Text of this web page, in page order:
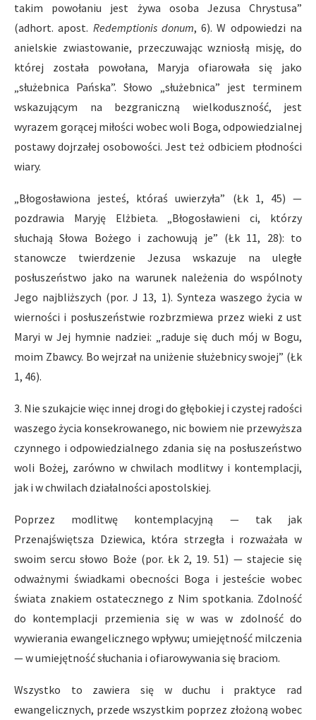
takim powołaniu jest żywa osoba Jezusa Chrystusa”
(adhort. apost. Redemptionis donum, 6). W odpowiedzi na
anielskie zwiastowanie, przeczuwając wzniosłą misję, do
której została powołana, Maryja ofiarowała się jako
„służebnica Pańska”. Słowo „służebnica” jest terminem
wskazującym na bezgraniczną wielkoduszność, jest
wyrazem gorącej miłości wobec woli Boga, odpowiedzialnej
postawy dojrzałej osobowości. Jest też odbiciem płodności
wiary.
„Błogosławiona jesteś, któraś uwierzyła” (Łk 1, 45) —
pozdrawia Maryję Elżbieta. „Błogosławieni ci, którzy
słuchają Słowa Bożego i zachowują je” (Łk 11, 28): to
stanowcze twierdzenie Jezusa wskazuje na uległe
posłuszeństwo jako na warunek należenia do wspólnoty
Jego najbliższych (por. J 13, 1). Synteza waszego życia w
wierności i posłuszeństwie rozbrzmiewa przez wieki z ust
Maryi w Jej hymnie nadziei: „raduje się duch mój w Bogu,
moim Zbawcy. Bo wejrzał na uniżenie służebnicy swojej” (Łk
1, 46).
3. Nie szukajcie więc innej drogi do głębokiej i czystej radości
waszego życia konsekrowanego, nic bowiem nie przewyższa
czynnego i odpowiedzialnego zdania się na posłuszeństwo
woli Bożej, zarówno w chwilach modlitwy i kontemplacji,
jak i w chwilach działalności apostolskiej.
Poprzez modlitwę kontemplacyjną — tak jak
Przenajświętsza Dziewica, która strzegła i rozważała w
swoim sercu słowo Boże (por. Łk 2, 19. 51) — stajecie się
odważnymi świadkami obecności Boga i jesteście wobec
świata znakiem ostatecznego z Nim spotkania. Zdolność
do kontemplacji przemienia się w was w zdolność do
wywierania ewangelicznego wpływu; umiejętność milczenia
— w umiejętność słuchania i ofiarowywania się braciom.
Wszystko to zawiera się w duchu i praktyce rad
ewangelicznych, przede wszystkim poprzez złożoną wobec